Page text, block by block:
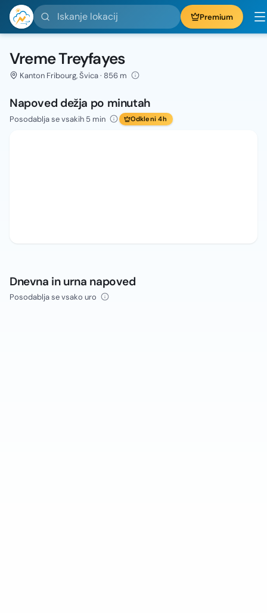
Iskanje lokacij Premium
Vreme Treyfayes
Kanton Fribourg, Švica · 856 m
Napoved dežja po minutah
Posodablja se vsakih 5 min Odkleni 4h
Dnevna in urna napoved
Posodablja se vsako uro